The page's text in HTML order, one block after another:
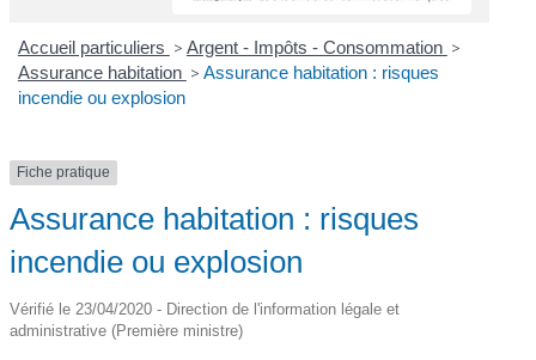
Accueil particuliers > Argent - Impôts - Consommation >
Assurance habitation > Assurance habitation : risques
incendie ou explosion
Fiche pratique
Assurance habitation : risques
incendie ou explosion
Vérifié le 23/04/2020 - Direction de l'information légale et
administrative (Première ministre)